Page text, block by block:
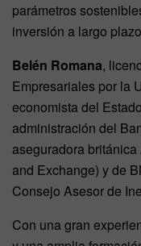
parámetros
inversión a largo
Belén Romana,
Empresariales por la
economista del
administración del
aseguradora
and Exchange) y de
Consejo Asesor de
Con una gran